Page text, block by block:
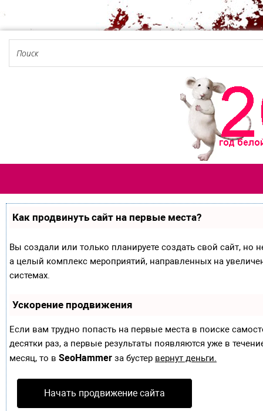
Как продвинуть сайт на первые места?
Вы создали или только планируете создать свой сайт, но
а целый комплекс мероприятий, направленных на
системах.
Ускорение продвижения
Если вам трудно попасть на первые места в поиске
десятки раз, а первые результаты появляются уже в
месяц, то в SeoHammer за бустер вернут деньги.
Начать продвижение сайта